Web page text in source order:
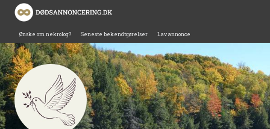
Ønske om nekrolog? Seneste bekendtgørelser Lav annonce